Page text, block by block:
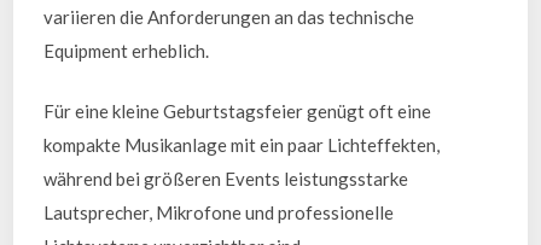
variieren die Anforderungen an das technische
Equipment erheblich.
Für eine kleine Geburtstagsfeier genügt oft eine
kompakte Musikanlage mit ein paar Lichteffekten,
während bei größeren Events leistungsstarke
Lautsprecher, Mikrofone und professionelle